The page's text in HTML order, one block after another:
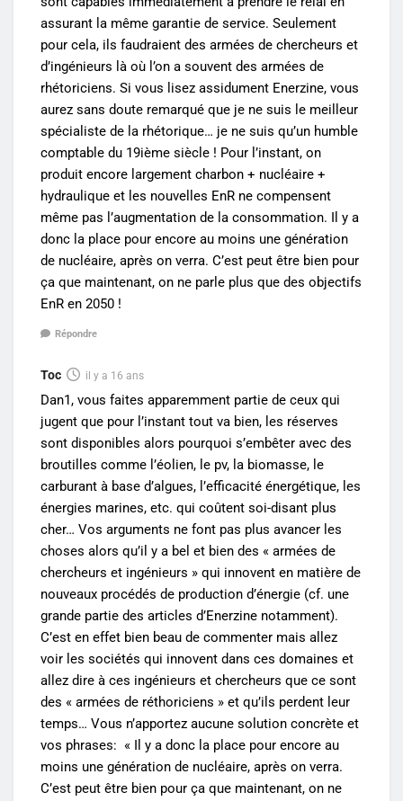
assurant la même garantie de service. Seulement
pour cela, ils faudraient des armées de chercheurs et
d’ingénieurs là où l’on a souvent des armées de
rhétoriciens. Si vous lisez assidument Enerzine, vous
aurez sans doute remarqué que je ne suis le meilleur
spécialiste de la rhétorique… je ne suis qu’un humble
comptable du 19ième siècle ! Pour l’instant, on
produit encore largement charbon + nucléaire +
hydraulique et les nouvelles EnR ne compensent
même pas l’augmentation de la consommation. Il y a
donc la place pour encore au moins une génération
de nucléaire, après on verra. C’est peut être bien pour
ça que maintenant, on ne parle plus que des objectifs
EnR en 2050 !
Répondre
Toc il y a 16 ans
Dan1, vous faites apparemment partie de ceux qui
jugent que pour l’instant tout va bien, les réserves
sont disponibles alors pourquoi s’embêter avec des
broutilles comme l’éolien, le pv, la biomasse, le
carburant à base d’algues, l’efficacité énergétique, les
énergies marines, etc. qui coûtent soi-disant plus
cher… Vos arguments ne font pas plus avancer les
choses alors qu’il y a bel et bien des « armées de
chercheurs et ingénieurs » qui innovent en matière de
nouveaux procédés de production d’énergie (cf. une
grande partie des articles d’Enerzine notamment).
C’est en effet bien beau de commenter mais allez
voir les sociétés qui innovent dans ces domaines et
allez dire à ces ingénieurs et chercheurs que ce sont
des « armées de réthoriciens » et qu’ils perdent leur
temps… Vous n’apportez aucune solution concrète et
vos phrases: « Il y a donc la place pour encore au
moins une génération de nucléaire, après on verra.
C’est peut être bien pour ça que maintenant, on ne